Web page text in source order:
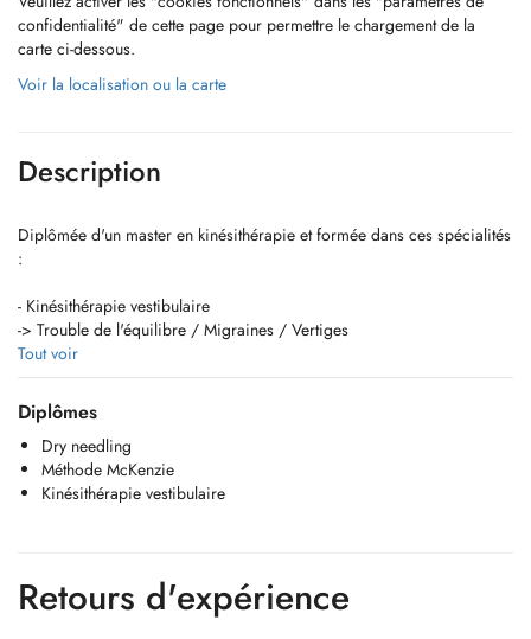
confidentialité" de cette page pour permettre le chargement de la
carte ci-dessous.
Voir la localisation ou la carte
Description
Diplômée d'un master en kinésithérapie et formée dans ces spécialités
:
- Kinésithérapie vestibulaire
-> Trouble de l'équilibre / Migraines / Vertiges
- Drainage lymphatique manuel
-> Œdème / Membre(s) gonflé(s) / Sensation de lourdeur dans le(s)
membre(s)
- Méthode McKenzie
-> Douleurs de dos / Douleurs de type sciatique (sciatalgies) /
-> Douleurs musculaires / Migraines / Céphalée de tension / Tension
musculaire / Trigger point / Contracture(s)
Tout voir
Diplômes
Dry needling
Méthode McKenzie
Kinésithérapie vestibulaire
Retours d'expérience